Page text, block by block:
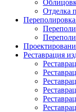
Отделка
Реставрация